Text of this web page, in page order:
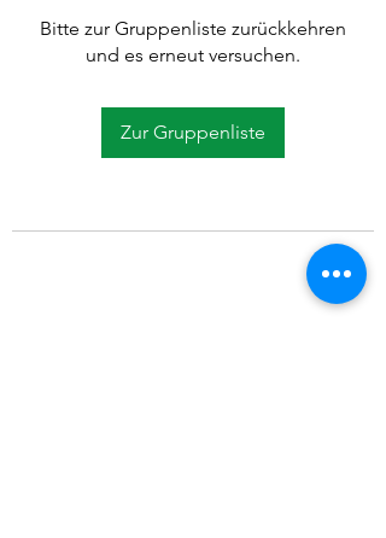
Bitte zur Gruppenliste zurückkehren
und es erneut versuchen.
Zur Gruppenliste